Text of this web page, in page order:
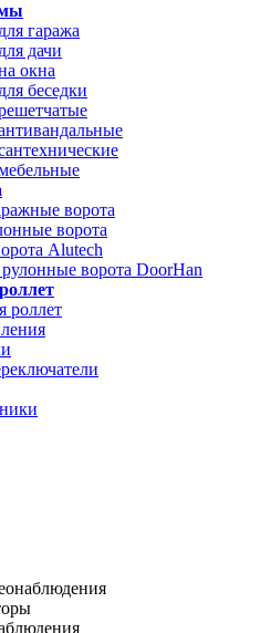
гаража
дачи
окна
беседки
ворота
ворота
Alutech
ворота DoorHan
роллет